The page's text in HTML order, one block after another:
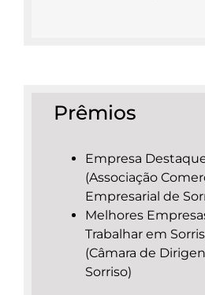
Prêmios
Empresa Destaque
(Associação
Empresarial de
Melhores
Trabalhar em
(Câmara de
Sorriso)